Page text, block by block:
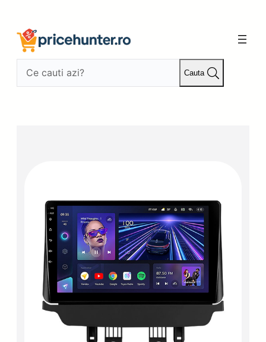
conținut
Cauta